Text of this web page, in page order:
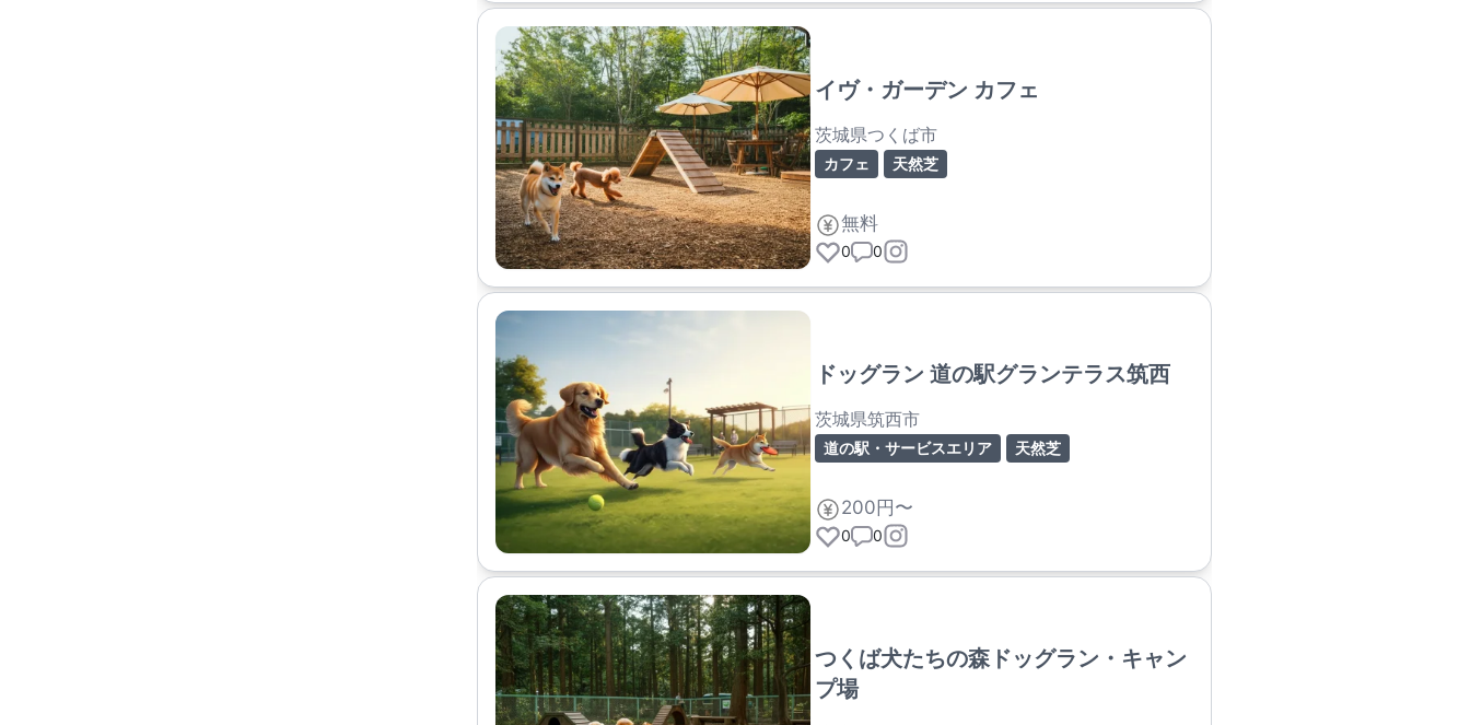
イヴ・ガーデン カフェ
茨城県つくば市
カフェ 天然芝
無料
0 0
ドッグラン 道の駅グランテラス筑西
茨城県筑西市
道の駅・サービスエリア 天然芝
200円〜
0 0
つくば犬たちの森ドッグラン・キャン
プ場